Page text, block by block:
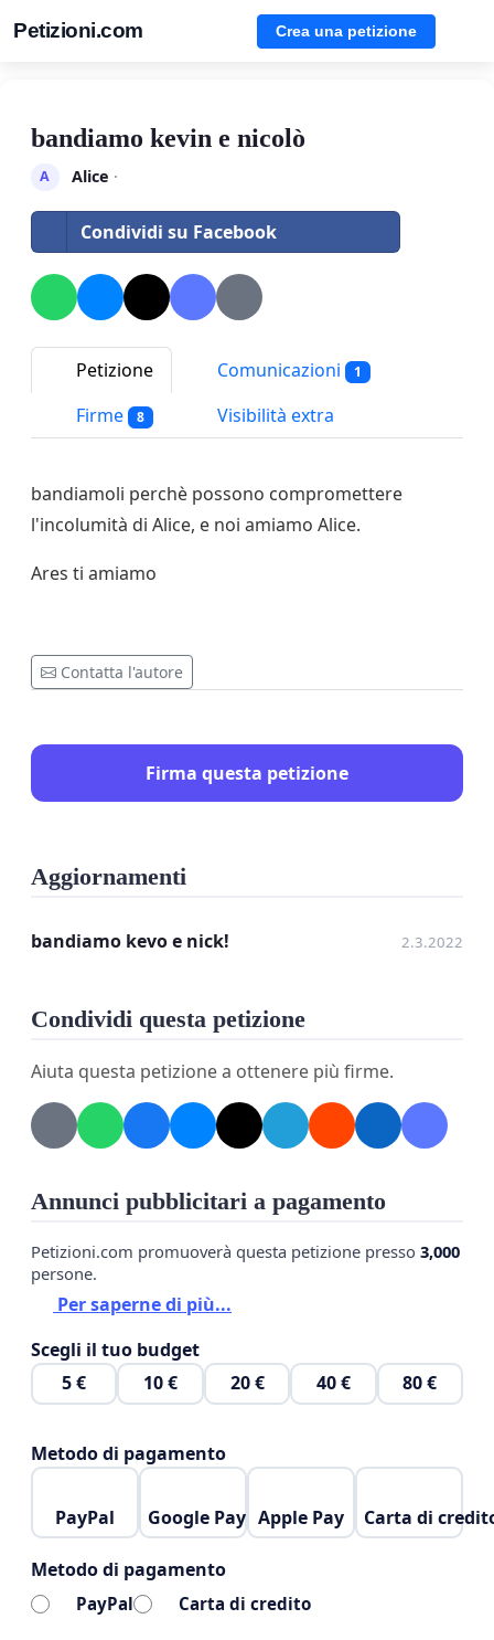
Petizioni.com Crea una petizione
bandiamo kevin e nicolò
A Alice ·
Condividi su Facebook
Petizione Comunicazioni 1
Firme 8 Visibilità extra
bandiamoli perchè possono compromettere
l'incolumità di Alice, e noi amiamo Alice.
Ares ti amiamo
Contatta l'autore
Firma questa petizione
Aggiornamenti
bandiamo kevo e nick! 2.3.2022
Condividi questa petizione
Aiuta questa petizione a ottenere più firme.
Annunci pubblicitari a pagamento
Petizioni.com promuoverà questa petizione presso 3,000
persone.
Per saperne di più...
Scegli il tuo budget
5 €
10 € 20 € 40 € 80 €
Metodo di pagamento
PayPal Google Pay Apple Pay Carta di
Metodo di pagamento
PayPal Carta di credito